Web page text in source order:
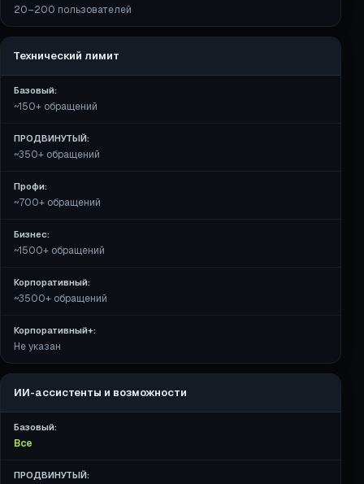
20–200 пользователей
Технический лимит
Базовый:
~150+ обращений
ПРОДВИНУТЫЙ:
~350+ обращений
Профи:
~700+ обращений
Бизнес:
~1500+ обращений
Корпоративный:
~3500+ обращений
Корпоративный+:
Не указан
ИИ-ассистенты и возможности
Базовый:
Все
ПРОДВИНУТЫЙ: